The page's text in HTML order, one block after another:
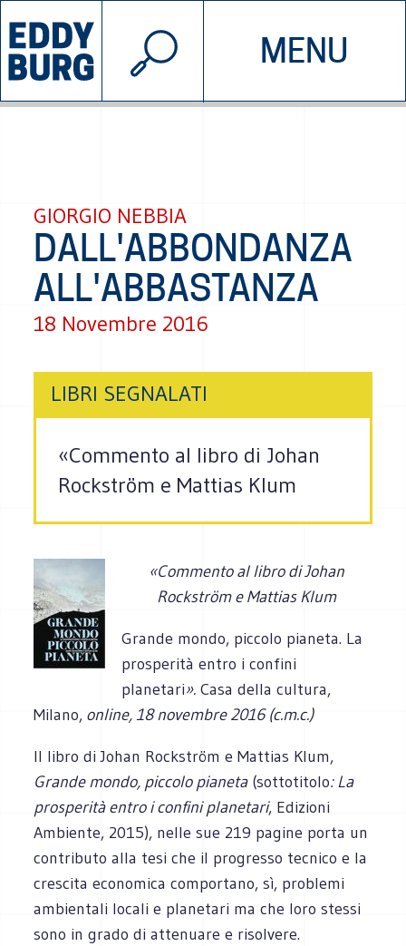
MENU
INIZIATIVE CHI SIAMO
© 2026 EDDYBURG
GIORGIO NEBBIA
DALL'ABBONDANZA
ALL'ABBASTANZA
18 Novembre 2016
LIBRI SEGNALATI
«Commento al libro di Johan
Rockström e Mattias Klum
«Commento al libro di Johan
Rockström e Mattias Klum
Grande mondo, piccolo pianeta. La
prosperità entro i confini
planetari». Casa della cultura,
Milano, online, 18 novembre 2016 (c.m.c.)
Il libro di Johan Rockström e Mattias Klum,
Grande mondo, piccolo pianeta(sottotitolo: La
prosperità entro i confini planetari, Edizioni
Ambiente, 2015), nelle sue 219 pagine porta un
contributo alla tesi che il progresso tecnico e la
crescita economica comportano, sì, problemi
ambientali locali e planetari ma che loro stessi
sono in grado di attenuare e risolvere.